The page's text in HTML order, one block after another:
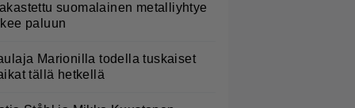
suomalainen metalliyhtye
paluun
Marionilla todella tuskaiset
tällä hetkellä